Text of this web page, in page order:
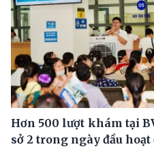
Hơn 500 lượt khám tại
sở 2 trong ngày đầu hoạt